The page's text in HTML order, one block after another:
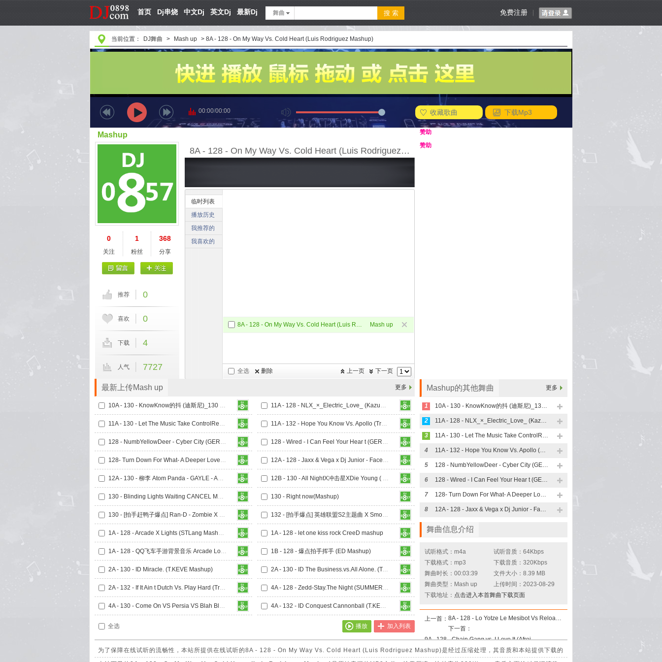
首页 Dj串烧 中文Dj 英文Dj 最新Dj 舞曲 免费注册
当前位置： DJ舞曲 > Mash up > 8A - 128 - On My Way Vs. Cold Heart (Luis Rodriguez Mashup)
下载Mp3
收藏歌曲
00:00/00:00
8A - 128 - On My Way Vs. Cold Heart (Luis Rodriguez Mashup)
临时列表
播放历史
我推荐的
我喜欢的
8A - 128 - On My Way Vs. Cold Heart (Luis Rodriguez Mashup) Mash up
全选 删除 下一页
上一页
Mashup
0
关注
1
粉丝
368
分享
推荐 0
喜欢 0
下载 4
人气 7727
赞助
赞助
最新上传Mash up 更多
10A - 130 - KnowKnow的抖 (迪斯尼)_130 (Lsputon Vip Mashup) 11A - 128 - NLX_×_Electric_Love_ (KazumasaMori_Mashup)
11A - 130 - Let The Music Take ControlRevolution (小左MASHUP) 11A - 132 - Hope You Know Vs. Apollo (Trevor Mashup)
128 - NumbYellowDeer - Cyber City (GERRY Mashup) 128 - Wired - I Can Feel Your Hear t (GERRY Mashup)
128- Turn Down For What- A Deeper Love Heaven (GERRY Mashup) 12A - 128 - Jaxx & Vega x Dj Junior - Face Down (Mash Up)
12A - 130 - 柳李 Atom Panda - GAYLE - ABCDEFU Revival [ANDREW Mashup] 12B - 130 - All NightX冲击星XDie Young ( TOFU Mashup)
130 - Blinding Lights Waiting CANCEL MASH UP 130 - Right now(Mashup)
130 - [拍手赶鸭子爆点] Ran-D - Zombie X The Hum (Big Room NO.788 Mashup) 132 - [拍手爆点] 英雄联盟S2主题曲 X Smooth Criminal X Switch (Big Room NO.788 Mashup)
1A - 128 - Arcade X Lights (STLang Mashup) 1A - 128 - let one kiss rock CreeD mashup
1A - 128 - QQ飞车手游背景音乐 Arcade Loves Me Not (STLANG MASHUP) 1B - 128 - 爆点拍手挥手 (ED Mashup)
2A - 130 - ID Miracle. (T.KEVE Mashup) 2A - 130 - ID The Business.vs.All Alone. (T.KEVE BIG Mashup)
2A - 132 - If It Ain t Dutch Vs. Play Hard (Trevor Mashup) 4A - 128 - Zedd-Stay.The Night (SUMMER.YANG MASHUP)
4A - 130 - Come On VS Persia VS Blah Blah BlahT9 mashup 4A - 132 - ID Conquest Cannonball (T.KEVE Mashup)
全选 加入列表
播放
Mashup的其他舞曲 更多
1 10A - 130 - KnowKnow的抖 (迪斯尼)_130 (Lsputon Vip Mashup)
2 11A - 128 - NLX_×_Electric_Love_ (KazumasaMori_Mashup)
3 11A - 130 - Let The Music Take ControlRevolution (小左MASHUP)
4 11A - 132 - Hope You Know Vs. Apollo (Trevor Mashup)
5 128 - NumbYellowDeer - Cyber City (GERRY Mashup)
6 128 - Wired - I Can Feel Your Hear t (GERRY Mashup)
7 128- Turn Down For What- A Deeper Love Heaven (GERRY Mashup)
8 12A - 128 - Jaxx & Vega x Dj Junior - Face Down (Mash Up)
舞曲信息介绍
试听格式：m4a
试听音质：64Kbps
下载格式：mp3
下载音质：320Kbps
舞曲时长：00:03:39
文件大小：8.39 MB
舞曲类型：Mash up
上传时间：2023-08-29
下载地址： 点击进入本首舞曲下载页面
上一首：
8A - 128 - Lo Yotze Le Mesibot Vs Reload (RONEN Mashup)
下一首：
9A - 128 - Chain Gang vs. I Love It (Afrojack UMF 2023 Mashup)
为了保障在线试听的流畅性，本站所提供在线试听的8A - 128 - On My Way Vs. Cold Heart (Luis Rodriguez Mashup)是经过压缩处理，其音质和本站提供下载的